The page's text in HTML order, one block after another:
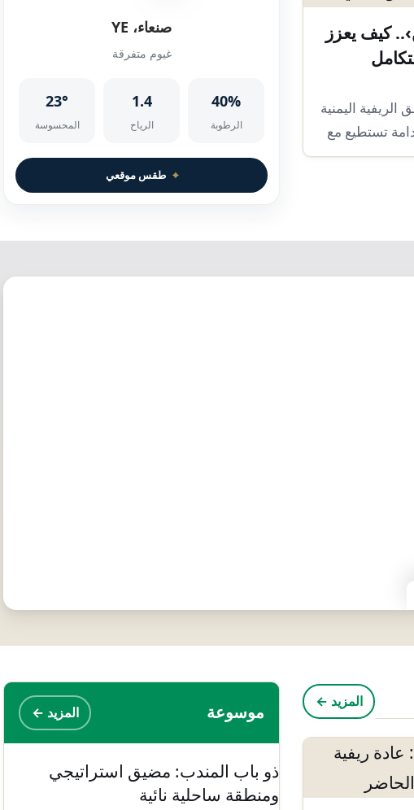
كيف يعزز
الريفية اليمنية
تستطيع مع
صنعاء، YE
غيوم متفرقة
40%
الرطوبة
1.4
الرياح
23°
المحسوسة
⌖ طقس موقعي
المزيد ← موسوعة المزيد ←
ذو باب المندب: مضيق استراتيجي
ومنطقة ساحلية نائية